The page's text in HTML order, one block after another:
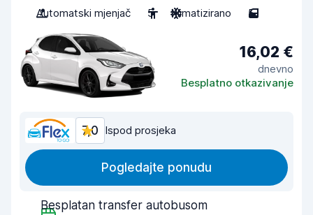
Automatski mjenjač
5 Klimatizirano 5
16,02 €
dnevno
Besplatno otkazivanje
7,0 Ispod prosjeka
Pogledajte ponudu
Besplatan transfer autobusom